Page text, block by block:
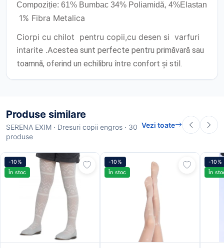
Compoziție: 61% Bumbac 34% Poliamidă, 4%Elastan
1% Fibra Metalica
Ciorpi cu chilot pentru copii,cu desen si varfuri
intarite .Acestea sunt perfecte pentru primăvară sau
toamnă, oferind un echilibru între confort și stil.
Produse similare
SERENA EXIM · Dresuri copii engros · 30
produse
Vezi toate
-10%
În stoc
-10%
În stoc
-10%
În